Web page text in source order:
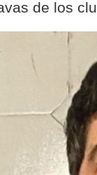
de los